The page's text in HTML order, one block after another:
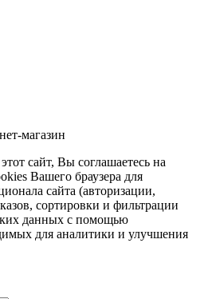
магазин
сайт, Вы соглашаетесь на
Вашего браузера для
сайта (авторизации,
сортировки и фильтрации
данных с помощью
для аналитики и улучшения